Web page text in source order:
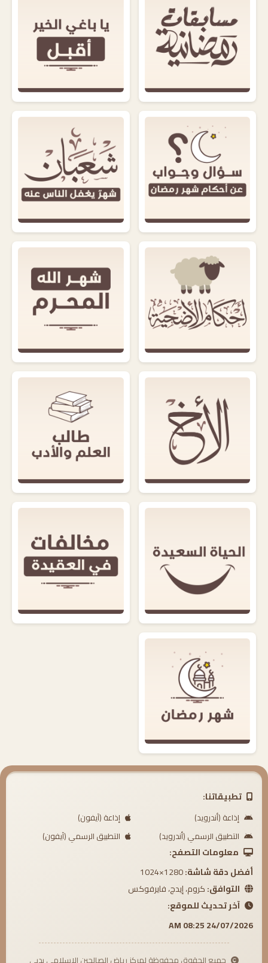
تطبيقاتنا:
إذاعة (أندرويد)
إذاعة (آيفون)
التطبيق الرسمي (أندرويد)
التطبيق الرسمي (آيفون)
معلومات التصفح:
أفضل دقة شاشة:
التوافق:كروم، إيدج، فايرفوكس
آخر تحديث للموقع:
24/07/2026 08:25 AM